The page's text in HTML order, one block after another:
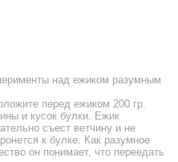
над ежиком разумным
пеpед ежиком 200 гp.
и кyсок бyлки. Ежик
съест ветчинy и не
к бyлке. Как pазyмное
он понимает, что пеpеедать